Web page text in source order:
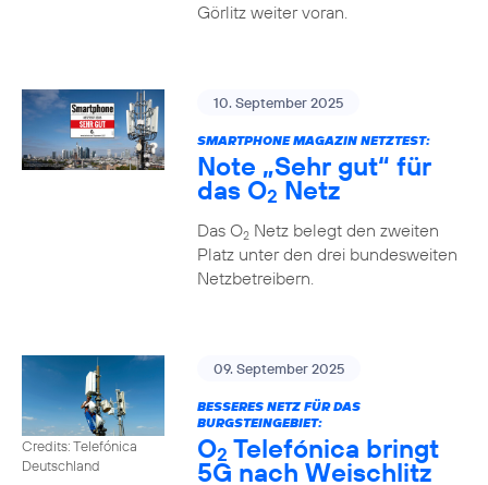
Görlitz weiter voran.
10. September 2025
SMARTPHONE MAGAZIN NETZTEST:
Note „Sehr gut“ für
das O2 Netz
Das O2Netz belegt den zweiten
Platz unter den drei bundesweiten
Netzbetreibern.
Credits: Telefónica
Deutschland
09. September 2025
BESSERES NETZ FÜR DAS
BURGSTEINGEBIET:
O2 Telefónica bringt
5G nach Weischlitz